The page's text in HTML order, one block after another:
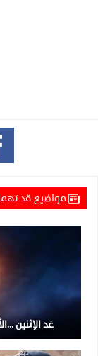
مواضيع قد
غد الإثنين